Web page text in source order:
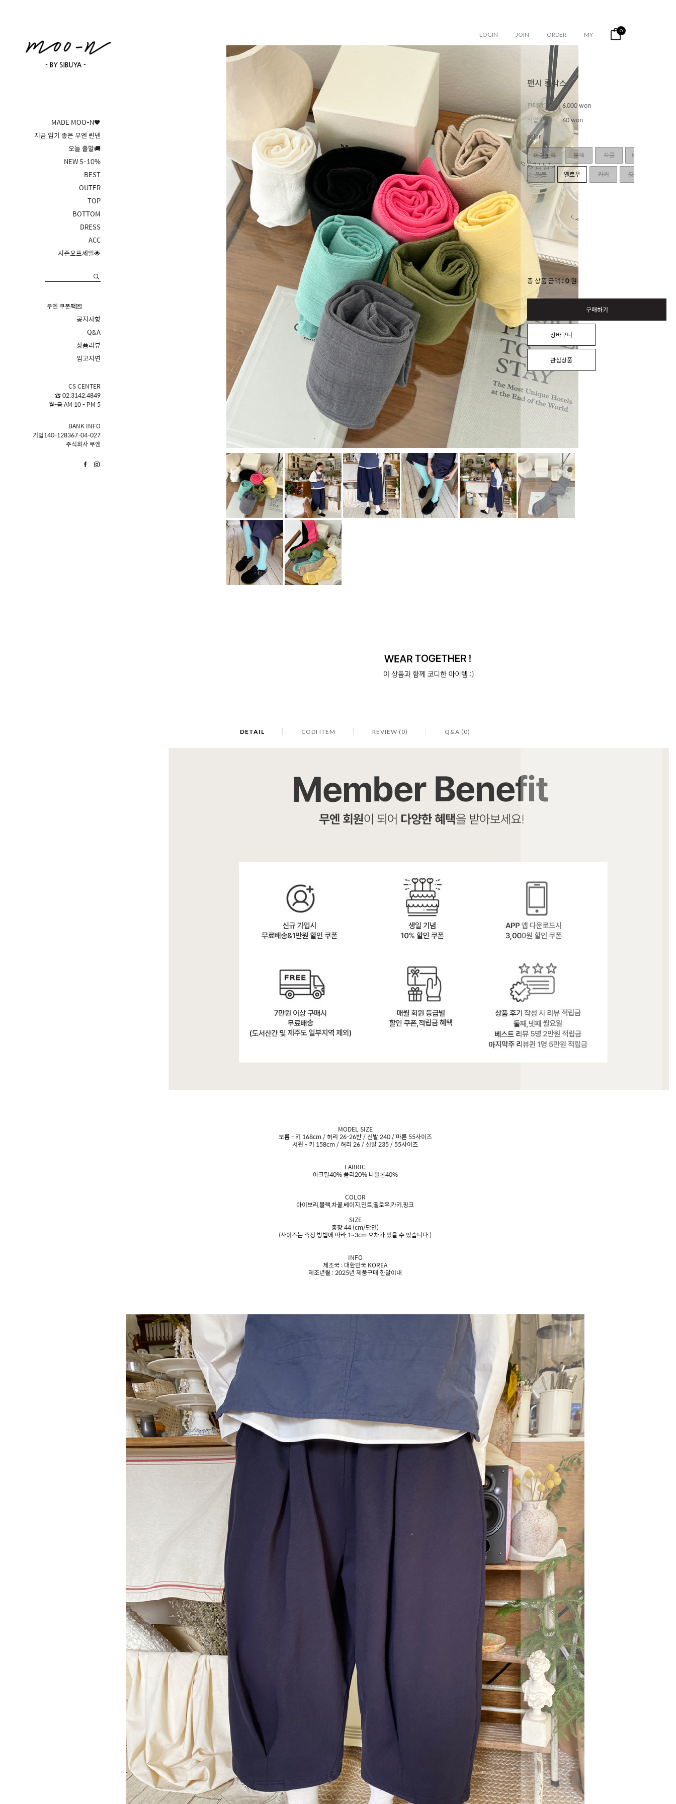
LOGIN JOIN ORDER MY 0
MADE MOO-N🖤
지금 입기 좋은 무엔 린넨
오늘 출발🚚
NEW 5-10%
BEST
OUTER
TOP
BOTTOM
DRESS
ACC
시즌오프세일🌟
무엔 쿠폰팩💌
공지사항
Q&A
상품리뷰
입고지연
CS CENTER
☎ 02.3142.4849
월-금 AM 10 - PM 5
BANK INFO
기업140-128367-04-027
주식회사 무엔
팬시 롱삭스
판매가
6,000 won
적립금
60 won
color
아이보리 블랙 차콜 베이지
민트 옐로우 카키 핑크
총 상품 금액 0원
구매하기
장바구니
관심상품
DETAIL CODI ITEM REVIEW (0) Q&A (0)
MODEL SIZE
보름 - 키 168cm / 허리 26-26반 / 신발 240 / 마른 55사이즈
서원 - 키 158cm / 허리 26 / 신발 235 / 55사이즈
FABRIC
아크릴40% 폴리20% 나일론40%
COLOR
아이보리,블랙,차콜,베이지,민트,옐로우,카키,핑크
SIZE
총장 44 (cm/단면)
(사이즈는 측정 방법에 따라 1~3cm 오차가 있을 수 있습니다.)
INFO
제조국 : 대한민국 KOREA
제조년월 : 2025년 제품구매 한달이내